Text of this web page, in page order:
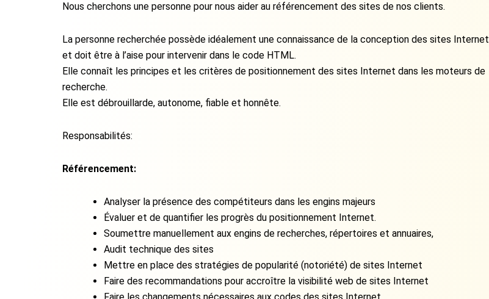
Nous cherchons une personne pour nous aider au référencement des sites de nos clients.
La personne recherchée possède idéalement une connaissance de la conception des sites Internet
et doit être à l’aise pour intervenir dans le code HTML.
Elle connaît les principes et les critères de positionnement des sites Internet dans les moteurs de
recherche.
Elle est débrouillarde, autonome, fiable et honnête.
Responsabilités:
Référencement:
Analyser la présence des compétiteurs dans les engins majeurs
Évaluer et de quantifier les progrès du positionnement Internet.
Soumettre manuellement aux engins de recherches, répertoires et annuaires,
Audit technique des sites
Mettre en place des stratégies de popularité (notoriété) de sites Internet
Faire des recommandations pour accroître la visibilité web de sites Internet